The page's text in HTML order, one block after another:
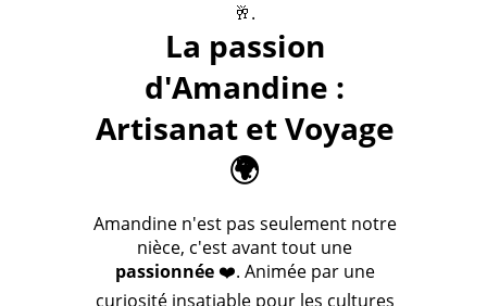
🥂.
La passion
d'Amandine :
Artisanat et Voyage
🌍
Amandine n'est pas seulement notre
nièce, c'est avant tout une
passionnée❤️. Animée par une
curiosité insatiable pour les cultures